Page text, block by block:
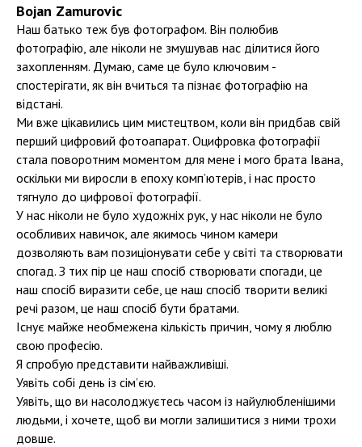
Bojan Zamurovic
Наш батько теж був фотографом. Він полюбив
фотографію, але ніколи не змушував нас ділитися його
захопленням. Думаю, саме це було ключовим -
спостерігати, як він вчиться та пізнає фотографію на
відстані.
Ми вже цікавились цим мистецтвом, коли він придбав свій
перший цифровий фотоапарат. Оцифровка фотографії
стала поворотним моментом для мене і мого брата Івана,
оскільки ми виросли в епоху комп’ютерів, і нас просто
тягнуло до цифрової фотографії.
У нас ніколи не було художніх рук, у нас ніколи не було
особливих навичок, але якимось чином камери
дозволяють вам позиціонувати себе у світі та створювати
спогад. З тих пір це наш спосіб створювати спогади, це
наш спосіб виразити себе, це наш спосіб творити великі
речі разом, це наш спосіб бути братами.
Існує майже необмежена кількість причин, чому я люблю
свою професію.
Я спробую представити найважливіші.
Уявіть собі день із сім’єю.
Уявіть, що ви насолоджуєтесь часом із найулюбленішими
людьми, і хочете, щоб ви могли залишитися з ними трохи
довше.